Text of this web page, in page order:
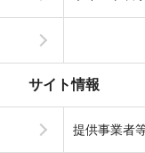
サイト情報
提供事業者